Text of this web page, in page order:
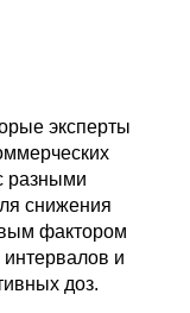
эксперты
разными
снижения
фактором
и
доз.